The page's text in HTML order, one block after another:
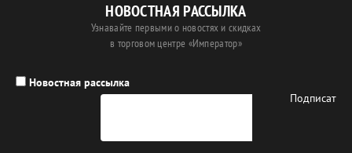
НОВОСТНАЯ РАССЫЛКА
Узнавайте первыми о новостях и скидках
в торговом центре «Император»
Новостная рассылка